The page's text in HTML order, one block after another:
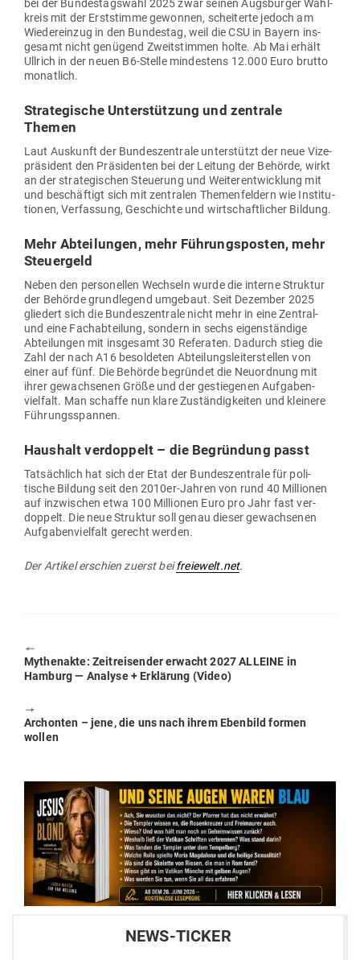
bei der Bun­des­tagswahl 2025 zwar seinen Augs­burger Wahl­
kreis mit der Erst­stimme gewonnen, schei­terte jedoch am
Wie­der­einzug in den Bun­destag, weil die CSU in Bayern ins­
gesamt nicht genügend Zweit­stimmen holte. Ab Mai erhält
Ullrich in der neuen B6-Stelle min­destens 12.000 Euro brutto
monatlich.
Stra­te­gische Unter­stützung und zen­trale
Themen
Laut Aus­kunft der Bun­des­zen­trale unter­stützt der neue Vize­
prä­sident den Prä­si­denten bei der Leitung der Behörde, wirkt
an der stra­te­gi­schen Steuerung und Wei­ter­ent­wicklung mit
und beschäftigt sich mit zen­tralen The­men­feldern wie Insti­tu­
tionen, Ver­fassung, Geschichte und wirt­schaft­licher Bildung.
Mehr Abtei­lungen, mehr Füh­rungs­posten, mehr
Steuergeld
Neben den per­so­nellen Wechseln wurde die interne Struktur
der Behörde grund­legend umgebaut. Seit Dezember 2025
gliedert sich die Bun­des­zen­trale nicht mehr in eine Zentral-
und eine Fach­ab­teilung, sondern in sechs eigen­ständige
Abtei­lungen mit ins­gesamt 30 Refe­raten. Dadurch stieg die
Zahl der nach A16 besol­deten Abtei­lungs­lei­ter­stellen von
einer auf fünf. Die Behörde begründet die Neu­ordnung mit
ihrer gewach­senen Größe und der gestie­genen Auf­ga­ben­
vielfalt. Man schaffe nun klare Zustän­dig­keiten und kleinere
Führungsspannen.
Haushalt ver­doppelt – die Begründung passt
Tat­sächlich hat sich der Etat der Bun­des­zen­trale für poli­
tische Bildung seit den 2010er-Jahren von rund 40 Mil­lionen
auf inzwi­schen etwa 100 Mil­lionen Euro pro Jahr fast ver­
doppelt. Die neue Struktur soll genau dieser gewach­senen
Auf­ga­ben­vielfalt gerecht werden.
Der Artikel erschien zuerst beifreiewelt.net.
🠔
Previous
post:
Mythe­nakte: Zeit­rei­sender erwacht 2027 ALLEINE in
Hamburg — Analyse + Erklärung (Video)
🠖
Next
post:
Archonten – jene, die uns nach ihrem Ebenbild formen
wollen
NEWS-TICKER